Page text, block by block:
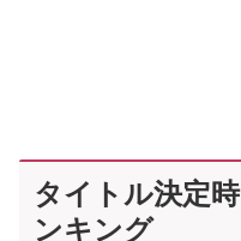
タイトル決定
ンキング